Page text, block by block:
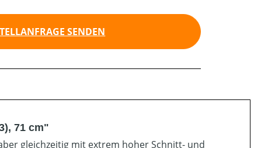
SENDEN
71 cm"
gleichzeitig mit extrem hoher Schnitt- und